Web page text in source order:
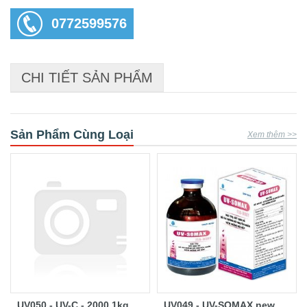
0772599576
CHI TIẾT SẢN PHẨM
Sản Phẩm Cùng Loại Xem thêm >>